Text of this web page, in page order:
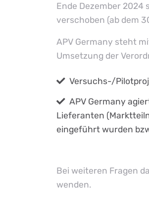
Ende Dezember 2024
verschoben (ab dem
APV Germany steht
Umsetzung der
Versuchs-/
APV Germany
Lieferanten
eingeführt wurden
Bei weiteren Fragen
wenden.